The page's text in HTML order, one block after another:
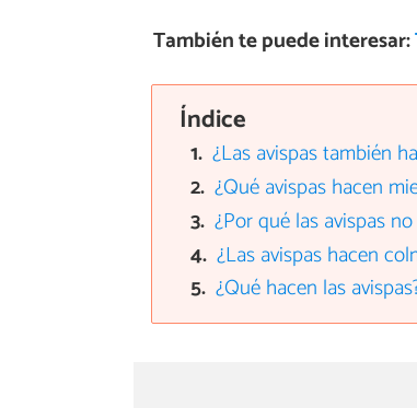
También te puede interesar:
Índice
¿Las avispas también
¿Qué avispas hacen
¿Por qué las avispas
¿Las avispas hacen
¿Qué hacen las